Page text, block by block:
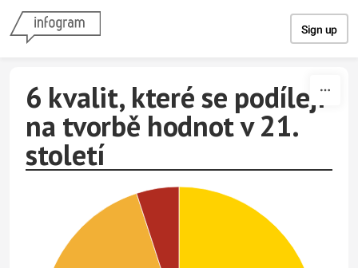
Sign up
6 kvalit, které se podílejí
na tvorbě hodnot v 21.
století